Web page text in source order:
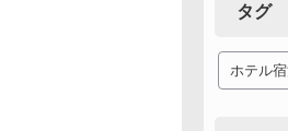
タグ
ホテル